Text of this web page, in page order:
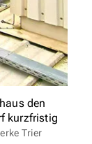
den
kurzfristig
Trier